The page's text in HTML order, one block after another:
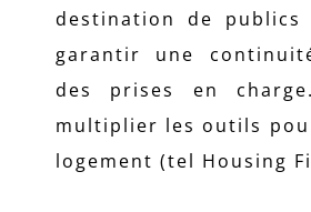
destination de publics
garantir une
des prises en
multiplier les outils
logement (tel Housing